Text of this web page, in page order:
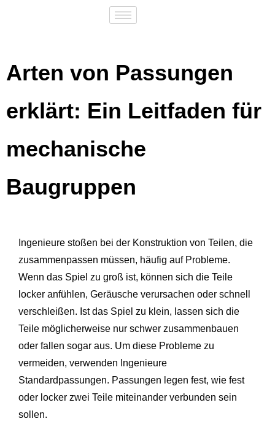
Arten von Passungen
erklärt: Ein Leitfaden für
mechanische
Baugruppen
Ingenieure stoßen bei der Konstruktion von Teilen, die
zusammenpassen müssen, häufig auf Probleme.
Wenn das Spiel zu groß ist, können sich die Teile
locker anfühlen, Geräusche verursachen oder schnell
verschleißen. Ist das Spiel zu klein, lassen sich die
Teile möglicherweise nur schwer zusammenbauen
oder fallen sogar aus. Um diese Probleme zu
vermeiden, verwenden Ingenieure
Standardpassungen. Passungen legen fest, wie fest
oder locker zwei Teile miteinander verbunden sein
sollen.